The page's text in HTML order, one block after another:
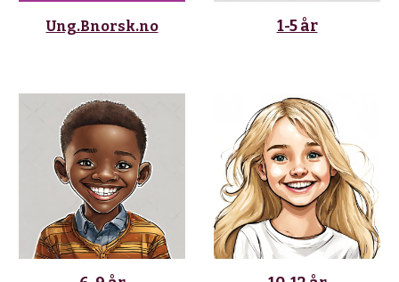
Ung.Bnorsk.no 1-5 år